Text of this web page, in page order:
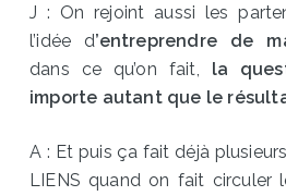
J : On rejoint aussi les
l’idée d’entreprendre de
dans ce qu’on fait, la
importe autant que le
A : Et puis ça fait déjà
LIENS quand on fait circuler